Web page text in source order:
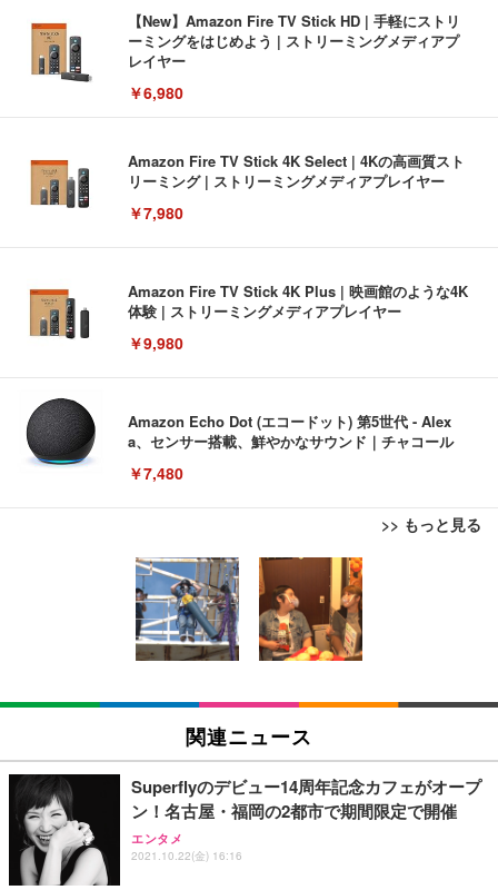
【New】Amazon Fire TV Stick HD | 手軽にストリ
ーミングをはじめよう | ストリーミングメディアプ
レイヤー
￥6,980
Amazon Fire TV Stick 4K Select | 4Kの高画質スト
リーミング | ストリーミングメディアプレイヤー
￥7,980
Amazon Fire TV Stick 4K Plus | 映画館のような4K
体験 | ストリーミングメディアプレイヤー
￥9,980
Amazon Echo Dot (エコードット) 第5世代 - Alex
a、センサー搭載、鮮やかなサウンド｜チャコール
￥7,480
>> もっと見る
[EdoErgo] オフィスチェア 椅子 テレワーク 疲れな
い 跳ね上げ式アームレスト コンパクト 約105度ロッ
キング pc 事務椅子 360度回転 座面昇降 強化ナイロ
ン樹脂ベース 通気性メッシュ 在宅ワーク H-WY01
(黒網+黒枠+黒足)
￥5,699
SIHOO B100 オフィスチェア／デスクチェア メッシ
ュチェア 人間工学 疲れない ブラック
￥27,999
Sezlife オフィスチェア デスクチェア 疲れない テレ
ワーク チェア 強化バックレスト 30度ロッキング機
能 人間工学 椅子 腰サポート 90度跳ね上げ式アーム
EIZO ビジネス向けプレミアムモニター | FlexScan
EV3240X-WT | 31.5型4K UHD・USB Type-C・ホワ
イト
￥105,595
EIZO ビジネス向けプレミアムモニター | FlexScan
【純正品】27"ゲーミングモニター DualSense 充電
フック付き（CFI-ZDM1J）
Amazonベーシック ペットシーツ 薄型 レギュラー 1
回使い捨て 無香料 ホワイト 300枚
￥3,373
Amazonベーシック ペットシーツ 厚型 ワイド 42枚
x2袋(84枚) ホワイト(吸収面:ライトブルー)
￥3,234
ネオ・ルーライフ ネオ・オムツ L 中型犬用 26枚入
り 単品
関連ニュース
Superflyのデビュー14周年記念カフェがオープ
ン！名古屋・福岡の2都市で期間限定で開催
エンタメ
2021.10.22(金) 16:16